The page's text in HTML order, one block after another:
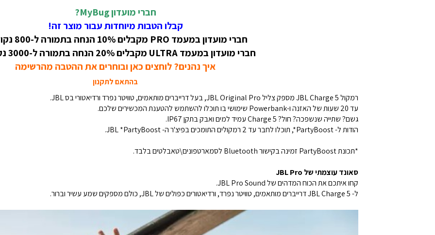
חברי מועדון MyBug?
קבלו הטבות מיוחדות עבור מוצר זה!
חברי מועדון במעמד PRO מקבלים 10% הנחה בתמורה ל-800 נקודות!
חברי מועדון במעמד ULTRA מקבלים 20% הנחה בתמורה ל-3000 נקודות!
איך נהנים? לוחצים כאן ובוחרים את ההטבה מהרשימה
בהתאם לתקנון
רמקול JBL Charge 5 מספק צליל JBL Original Pro, בעל דרייברים מותאמים, טוויטר נפרד ורדיאטורי בס JBL.
עד 20 שעות של האזנה ו-Powerbank שימושי בו תוכלו להשתמש להטענת המכשירים שלכם.
גשם? שתייה שנשפכה? חול? Charge 5 עמיד למים ואבק בתקן IP67.
הודות ל- PartyBoost*, תוכלו לחבר עד 2 רמקולים התומכים בפיצ'ר ה- JBL *PartyBoost.
*תכונת PartyBoost זמינה בקישור Bluetooth לסמארטפונים\טאבלטים בלבד.
סאונד עוצמתי של JBL Pro
קחו איתכם את הכוח המדהים של JBL Pro Sound.
ל- JBL Charge 5 דרייברים מותאמים, טוויטר נפרד, ורדיאטורים כפולים של JBL, כולם מספקים שמע עשיר וברור.